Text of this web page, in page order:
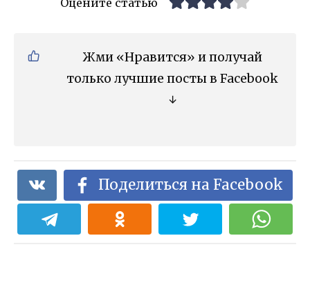
Жми «Нравится» и получай
только лучшие посты в Facebook
↓
Поделиться на Facebook